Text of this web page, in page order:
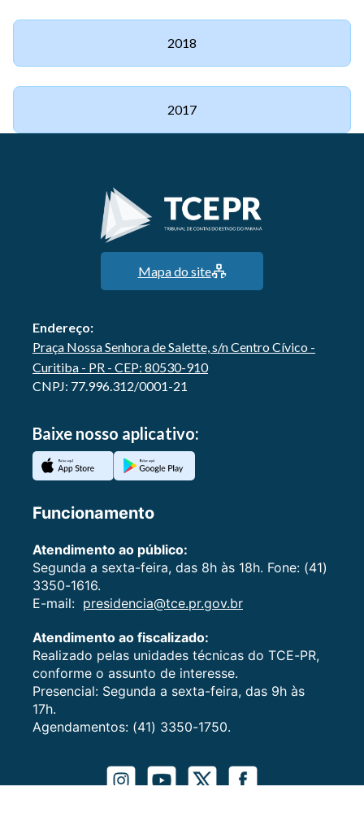
2018
2017
Mapa do site
Endereço:
Praça Nossa Senhora de Salette, s/n Centro Cívico -
Curitiba - PR - CEP: 80530-910
CNPJ: 77.996.312/0001-21
Baixe nosso aplicativo:
Funcionamento
Atendimento ao público:
Segunda a sexta-feira, das 8h às 18h. Fone: (41)
3350-1616.
E-mail: presidencia@tce.pr.gov.br
Atendimento ao fiscalizado:
Realizado pelas unidades técnicas do TCE-PR,
conforme o assunto de interesse.
Presencial: Segunda a sexta-feira, das 9h às
17h.
Agendamentos: (41) 3350-1750.